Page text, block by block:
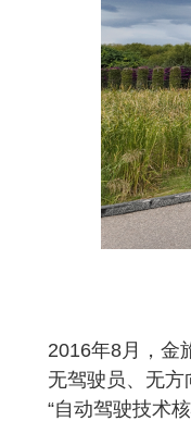
2016年8月，金
无驾驶员、无方
“自动驾驶技术